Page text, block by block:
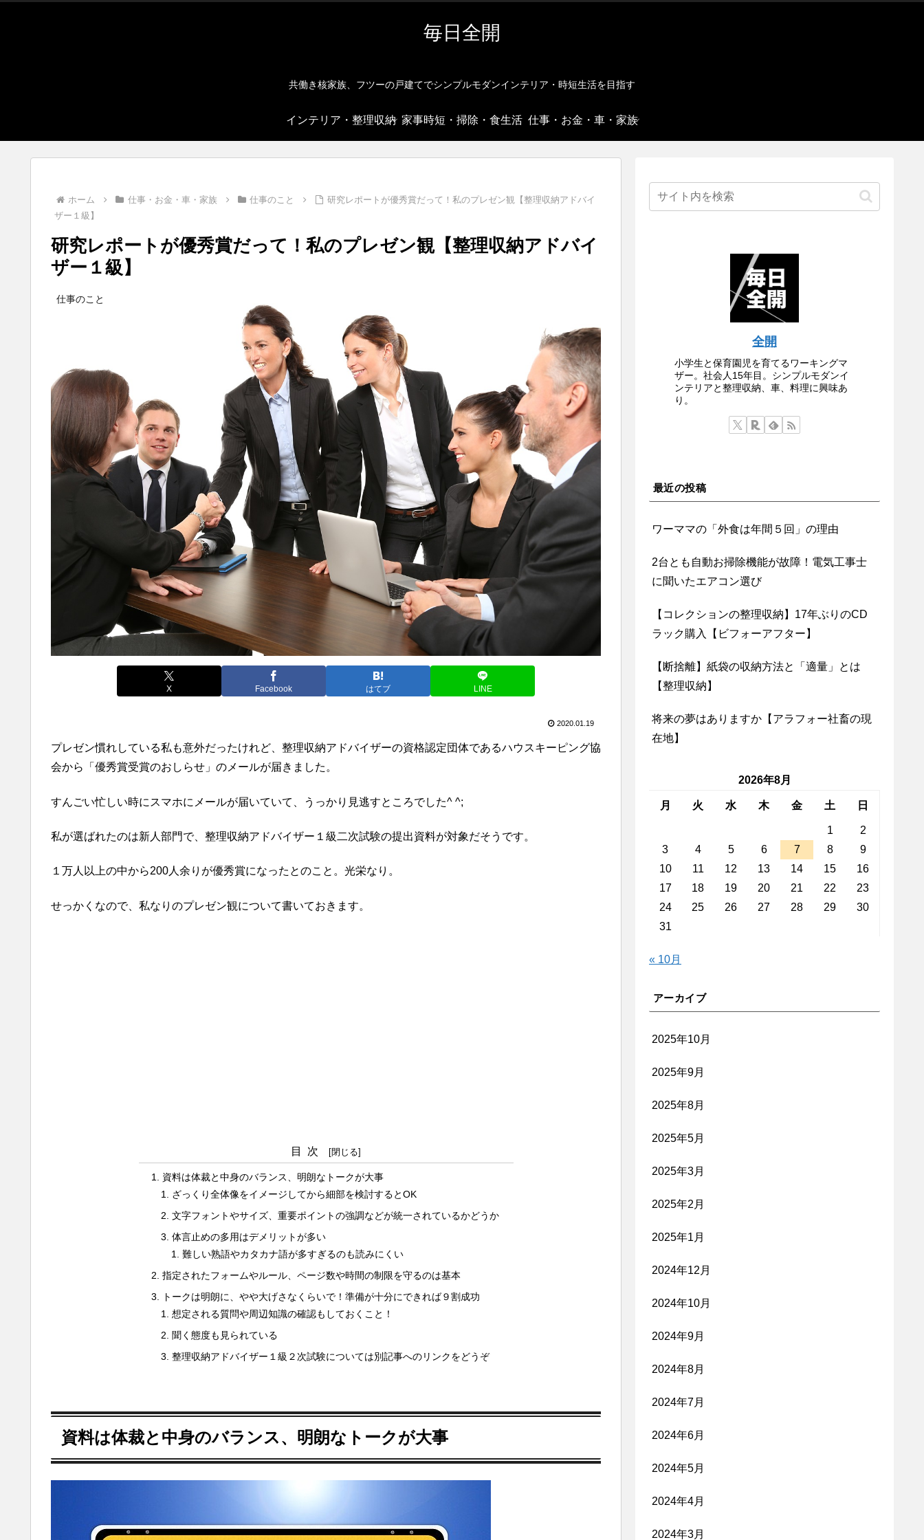
毎日全開
共働き核家族、フツーの戸建てでシンプルモダンインテリア・時短生活を目指す
インテリア・整理収納 家事時短・掃除・食生活 仕事・お金・車・家族
ホーム 仕事・お金・車・家族 仕事のこと
研究レポートが優秀賞だって！私のプレゼン観【整理収納アドバイ
ザー１級】
研究レポートが優秀賞だって！私のプレゼン観【整理収納アドバイ
ザー１級】
仕事のこと
X Facebook はてブ LINE
2020.01.19
プレゼン慣れしている私も意外だったけれど、整理収納アドバイザーの資格認定団体であるハウスキーピング協
会から「優秀賞受賞のおしらせ」のメールが届きました。
すんごい忙しい時にスマホにメールが届いていて、うっかり見逃すところでした^ ^;
私が選ばれたのは新人部門で、整理収納アドバイザー１級二次試験の提出資料が対象だそうです。
１万人以上の中から200人余りが優秀賞になったとのこと。光栄なり。
せっかくなので、私なりのプレゼン観について書いておきます。
目次
資料は体裁と中身のバランス、明朗なトークが大事
ざっくり全体像をイメージしてから細部を検討するとOK
文字フォントやサイズ、重要ポイントの強調などが統一されているかどうか
体言止めの多用はデメリットが多い
難しい熟語やカタカナ語が多すぎるのも読みにくい
指定されたフォームやルール、ページ数や時間の制限を守るのは基本
トークは明朗に、やや大げさなくらいで！準備が十分にできれば９割成功
想定される質問や周辺知識の確認もしておくこと！
聞く態度も見られている
整理収納アドバイザー１級２次試験については別記事へのリンクをどうぞ
資料は体裁と中身のバランス、明朗なトークが大事
全開
小学生と保育園児を育てるワーキングマ
ザー。社会人15年目。シンプルモダンイ
ンテリアと整理収納、車、料理に興味あ
り。
最近の投稿
ワーママの「外食は年間５回」の理由
2台とも自動お掃除機能が故障！電気工事士
に聞いたエアコン選び
【コレクションの整理収納】17年ぶりのCD
ラック購入【ビフォーアフター】
【断捨離】紙袋の収納方法と「適量」とは
【整理収納】
将来の夢はありますか【アラフォー社畜の現
在地】
2026年8月
月 火 水 木 金 土 日
1
2
3
4 5 6 7 8
9
10
11 12 13 14 15
16
17
18 19 20 21 22
23
24
25 26 27 28 29
30
31
« 10月
アーカイブ
2025年10月
2025年9月
2025年8月
2025年5月
2025年3月
2025年2月
2025年1月
2024年12月
2024年10月
2024年9月
2024年8月
2024年7月
2024年6月
2024年5月
2024年4月
2024年3月